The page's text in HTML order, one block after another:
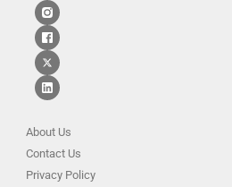
About Us
ContactUs
Privacy Policy